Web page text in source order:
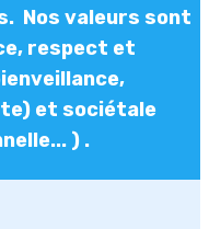
Nos valeurs sont
respect et
et sociétale
) .